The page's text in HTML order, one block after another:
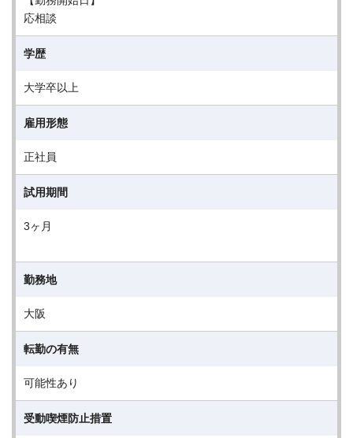
応相談
学歴
大学卒以上
雇用形態
正社員
試用期間
3ヶ月
勤務地
大阪
転勤の有無
可能性あり
受動喫煙防止措置